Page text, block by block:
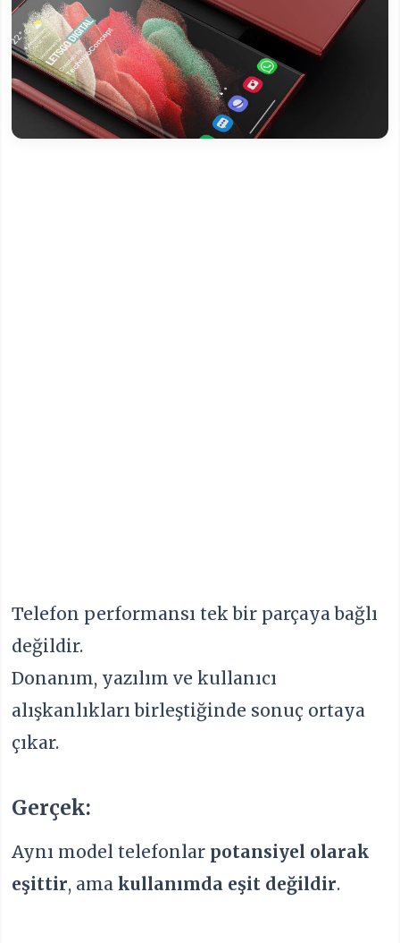
Telefon performansı tek bir parçaya bağlı
değildir.
Donanım, yazılım ve kullanıcı
alışkanlıkları birleştiğinde sonuç ortaya
çıkar.
Gerçek:
Aynı model telefonlar potansiyel olarak
eşittir, amakullanımda eşit değildir.